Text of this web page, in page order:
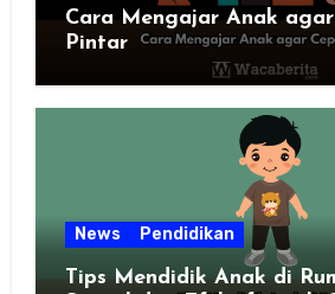
Cara Mengajar Anak
Pintar
News Pendidikan
Tips Mendidik Anak di